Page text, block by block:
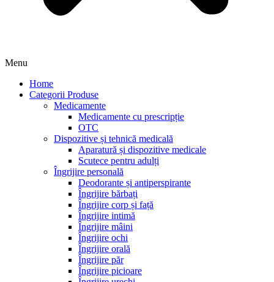
Menu
Home
Categorii Produse
Medicamente
Medicamente cu prescripție
OTC
Dispozitive și tehnică medicală
Aparatură și dispozitive medicale
Scutece pentru adulți
Îngrijire personală
Deodorante și antiperspirante
Îngrijire bărbați
Îngrijire corp și față
Îngrijire intimă
Îngrijire mâini
Îngrijire ochi
Îngrijire orală
Îngrijire păr
Îngrijire picioare